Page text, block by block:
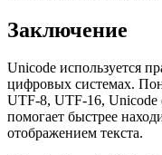
Заключение
Unicode используется
цифровых системах.
UTF-8, UTF-16, Unicode
помогает быстрее
отображением текста.